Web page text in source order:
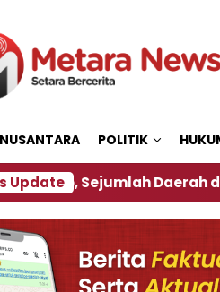
NUSANTARA POLITIK
Update Daerah di Jember